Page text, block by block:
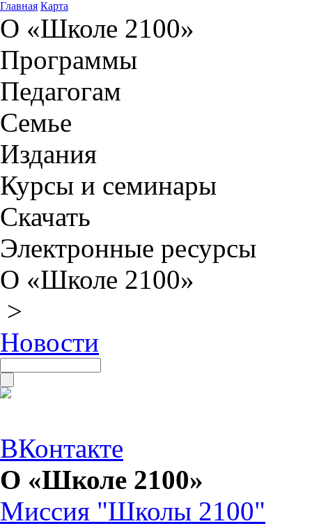
Главная Карта
О «Школе 2100»
Программы
Педагогам
Семье
Издания
Курсы и семинары
Скачать
Электронные ресурсы
О «Школе 2100»
>
Новости
ВКонтакте
О «Школе 2100»
Миссия "Школы 2100"